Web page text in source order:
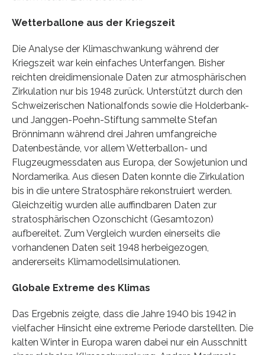
Wetterballone aus der Kriegszeit
Die Analyse der Klimaschwankung während der
Kriegszeit war kein einfaches Unterfangen. Bisher
reichten dreidimensionale Daten zur atmosphärischen
Zirkulation nur bis 1948 zurück. Unterstützt durch den
Schweizerischen Nationalfonds sowie die Holderbank-
und Janggen-Poehn-Stiftung sammelte Stefan
Brönnimann während drei Jahren umfangreiche
Datenbestände, vor allem Wetterballon- und
Flugzeugmessdaten aus Europa, der Sowjetunion und
Nordamerika. Aus diesen Daten konnte die Zirkulation
bis in die untere Stratosphäre rekonstruiert werden.
Gleichzeitig wurden alle auffindbaren Daten zur
stratosphärischen Ozonschicht (Gesamtozon)
aufbereitet. Zum Vergleich wurden einerseits die
vorhandenen Daten seit 1948 herbeigezogen,
andererseits Klimamodellsimulationen.
Globale Extreme des Klimas
Das Ergebnis zeigte, dass die Jahre 1940 bis 1942 in
vielfacher Hinsicht eine extreme Periode darstellten. Die
kalten Winter in Europa waren dabei nur ein Ausschnitt